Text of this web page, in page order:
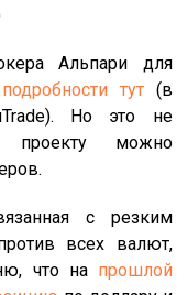
Альпари для
подробности тут(в
Но это не
можно
с резким
всех валют,
что на прошлой